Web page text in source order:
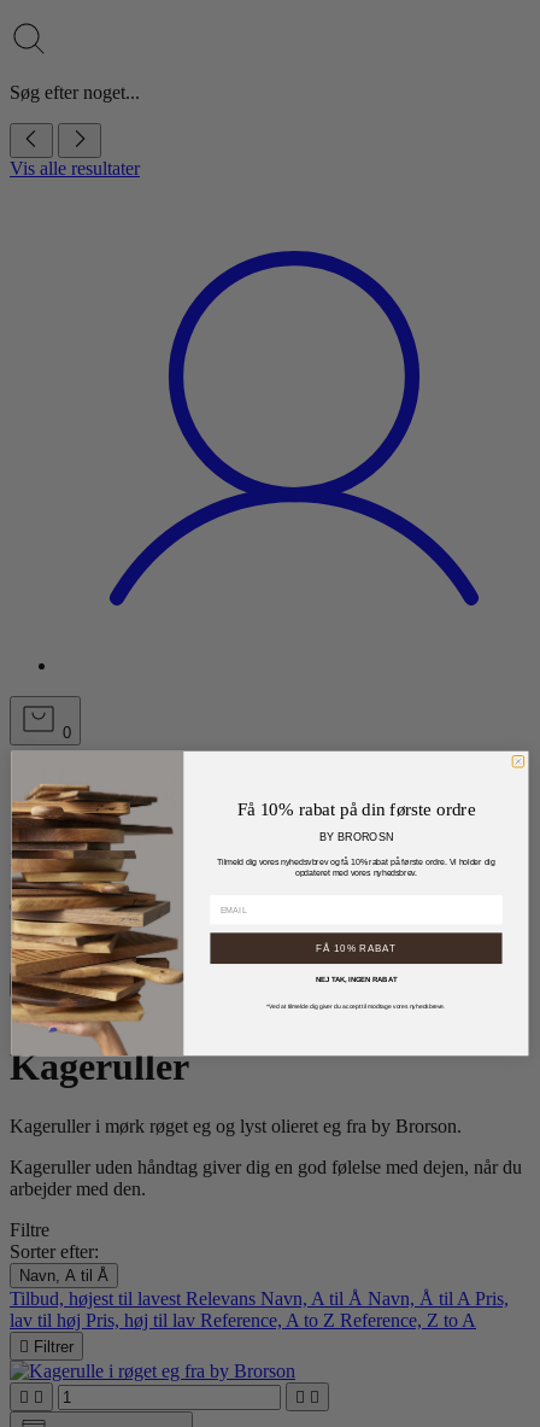
Søg efter noget...
Vis alle resultater
0
BY BRORSON
Kageruller
Filtrer efter
Filtrer efter
Pris
125.00kr. - 250.00kr.
Kageruller
Kageruller i mørk røget eg og lyst olieret eg fra by Brorson.
Kageruller uden håndtag giver dig en god følelse med dejen, når du
arbejder med den.
Filtre
Sorter efter:
Navn, A til Å
Tilbud, højest til lavest Relevans Navn, A til Å Navn, Å til A Pris,
lav til høj Pris, høj til lav Reference, A to Z Reference, Z to A
 Filtrer
   
Få 10% rabat på din første ordre
BY BROROSN
Tilmeld dig vores nyhedsvbrev og få 10% rabat på første ordre. Vi holder dig
opdateret med vores nyhedsbrev.
FÅ 10% RABAT
NEJ TAK, INGEN RABAT
*Ved at tilmelde dig giver du accept til modtage vores nyhedsbreve.